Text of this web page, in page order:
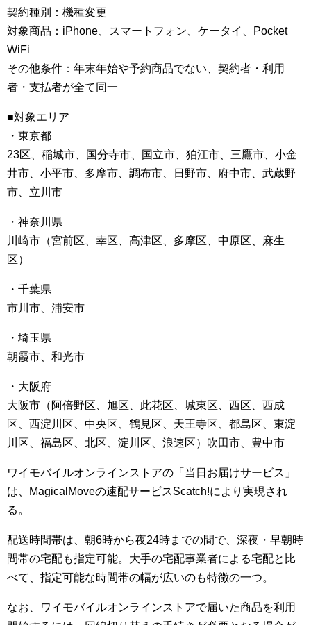
契約種別：機種変更
対象商品：iPhone、スマートフォン、ケータイ、Pocket
WiFi
その他条件：年末年始や予約商品でない、契約者・利用
者・支払者が全て同一
■対象エリア
・東京都
23区、稲城市、国分寺市、国立市、狛江市、三鷹市、小金
井市、小平市、多摩市、調布市、日野市、府中市、武蔵野
市、立川市
・神奈川県
川崎市（宮前区、幸区、高津区、多摩区、中原区、麻生
区）
・千葉県
市川市、浦安市
・埼玉県
朝霞市、和光市
・大阪府
大阪市（阿倍野区、旭区、此花区、城東区、西区、西成
区、西淀川区、中央区、鶴見区、天王寺区、都島区、東淀
川区、福島区、北区、淀川区、浪速区）吹田市、豊中市
ワイモバイルオンラインストアの「当日お届けサービス」
は、MagicalMoveの速配サービスScatch!により実現され
る。
配送時間帯は、朝6時から夜24時までの間で、深夜・早朝時
間帯の宅配も指定可能。大手の宅配事業者による宅配と比
べて、指定可能な時間帯の幅が広いのも特徴の一つ。
なお、ワイモバイルオンラインストアで届いた商品を利用